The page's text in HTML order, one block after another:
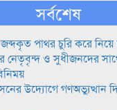
সর্বশেষ
পাথর চুরি করে নিয়ে
নেতৃবৃন্দ ও সুধীজনদের
উদ্যোগে